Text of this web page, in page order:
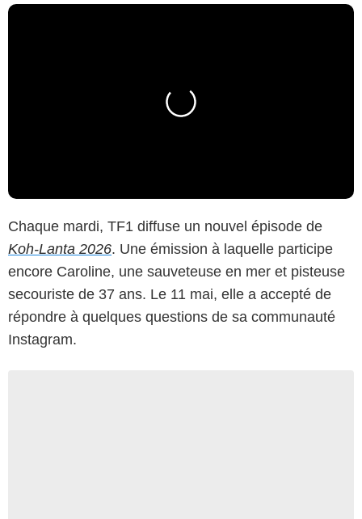
Chaque mardi, TF1 diffuse un nouvel épisode de
Koh-Lanta 2026. Une émission à laquelle participe
encore Caroline, une sauveteuse en mer et pisteuse
secouriste de 37 ans. Le 11 mai, elle a accepté de
répondre à quelques questions de sa communauté
Instagram.